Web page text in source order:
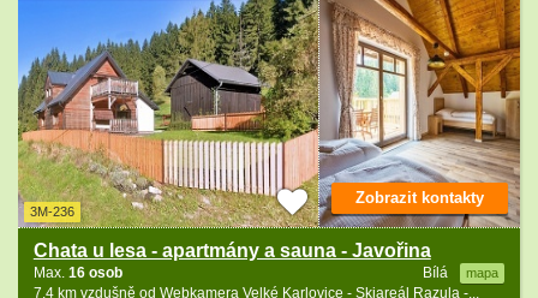
3M-236
Chata u lesa - apartmány a sauna - Javořina
Bílá mapa
Max. 16 osob
7.4 km vzdušně od Webkamera Velké Karlovice - Skiareál Razula -...
Zobrazit kontakty